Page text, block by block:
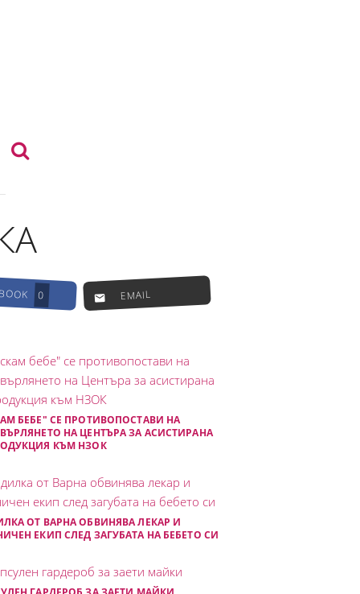
0 EMAIL
БЕБЕ" СЕ ПРОТИВОПОСТАВИ НА
НА ЦЕНТЪРА ЗА АСИСТИРАНА
КЪМ НЗОК
ОТ ВАРНА ОБВИНЯВА ЛЕКАР И
ЕКИП СЛЕД ЗАГУБАТА НА БЕБЕТО СИ